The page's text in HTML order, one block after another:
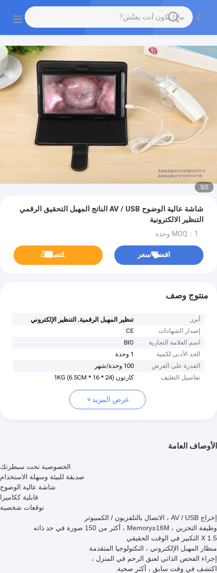
2
/
5
شاشة عالية الوضوح AV / USB الناتج المهبل التحقيق الرقمي
التنظير الالكترونية
MOQ：1 وحدة
افضل سعر ﺎﺘﺼﻟ ﺍﻶﻧ
منتوج وصف
أبرز تنظير المهبل الرقمية, التنظير الإلكتروني
إصدار الشهادات
CE
اسم العلامة التجارية
BIO
الحد الأدنى لكمية
1 وحدة
القدرة على العرض
100 وحدة/شهر
تفاصيل التغليف
كارتون (24 * 16 * 6.5CM) 1KG
عرض المزيد
الأوصاف العامة
الخصوصية تحت سيطرتك
صديقة للبيئة وسهلة الاستخدام
شاشة عالية الوضوح
قابلية ككاميرا
توقعات شخصية
إخراج AV / USB ، الاتصال بالتلفزيون / الكمبيوتر
وظيفة التخزين ، Memory≥16M ، أكثر من 150 صورة في حد ذاته
X 1.5 التكبير في الوقت الحقيقي
منظار المهبل الإلكتروني ، التكنولوجيا المتقدمة
إجراء الفحص الذاتي لعنق الرحم في المنزل ،
اكتشف في وقت سابق ، أكثر صحية.